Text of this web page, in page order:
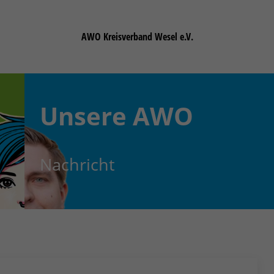
AWO Kreisverband Wesel e.V.
Unsere AWO
Nachricht